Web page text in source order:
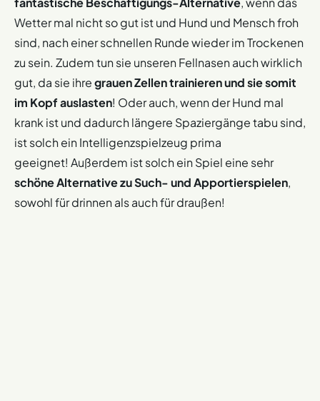
Wetter mal nicht so gut ist und Hund und Mensch froh
sind, nach einer schnellen Runde wieder im Trockenen
zu sein. Zudem tun sie unseren Fellnasen auch wirklich
gut, da sie ihregrauen Zellen trainieren und sie somit
im Kopf auslasten! Oder auch, wenn der Hund mal
krank ist und dadurch längere Spaziergänge tabu sind,
ist solch ein Intelligenzspielzeug prima
geeignet! Außerdem ist solch ein Spiel eine sehr
schöne Alternative zu Such- und Apportierspielen,
sowohl für drinnen als auch für draußen!